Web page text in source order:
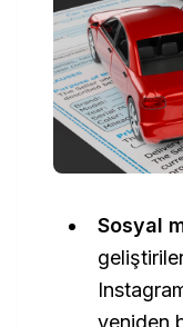
Sosyal
yeniden